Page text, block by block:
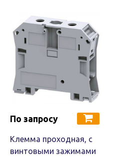
По запросу
Клемма проходная, c
винтовыми зажимами